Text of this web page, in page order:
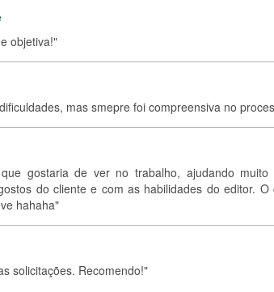
objetiva!"
mas smepre foi compreensiva no
gostaria de ver no trabalho, ajudando muito
do cliente e com as habilidades do editor.
hahaha"
solicitações. Recomendo!"